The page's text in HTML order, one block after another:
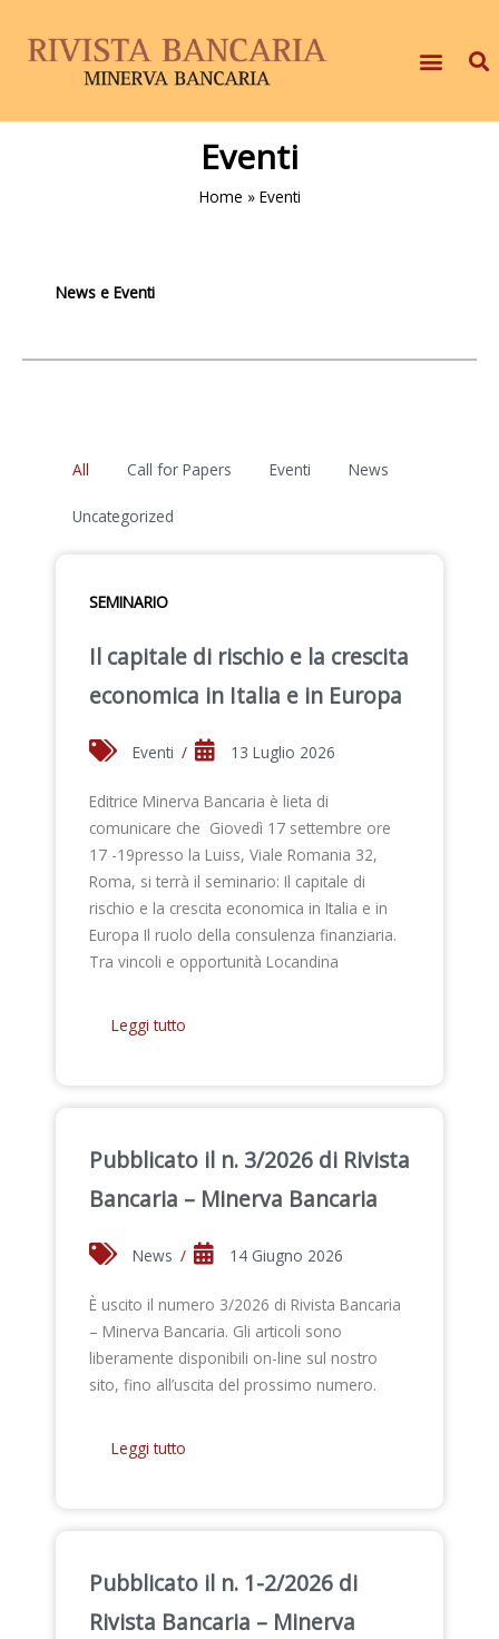
Eventi
Home » Eventi
News e Eventi
All Call for Papers Eventi News
Uncategorized
SEMINARIO
Il capitale di rischio e la crescita
economica in Italia e in Europa
Eventi / 13 Luglio 2026
Editrice Minerva Bancaria è lieta di
comunicare che Giovedì 17 settembre ore
17 -19presso la Luiss, Viale Romania 32,
Roma, si terrà il seminario: Il capitale di
rischio e la crescita economica in Italia e in
Europa Il ruolo della consulenza finanziaria.
Tra vincoli e opportunità Locandina
Leggi tutto
Pubblicato il n. 3/2026 di Rivista
Bancaria – Minerva Bancaria
News / 14 Giugno 2026
È uscito il numero 3/2026 di Rivista Bancaria
– Minerva Bancaria. Gli articoli sono
liberamente disponibili on-line sul nostro
sito, fino all’uscita del prossimo numero.
Leggi tutto
Pubblicato il n. 1-2/2026 di
Rivista Bancaria – Minerva